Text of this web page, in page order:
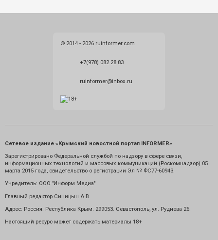
© 2014 - 2026 ruinformer.com
+7(978) 082 28 83
ruinformer@inbox.ru
Сетевое издание «Крымский новостной портал INFORMER»
Зарегистрировано Федеральной службой по надзору в сфере связи,
информационных технологий и массовых коммуникаций (Роскомнадзор) 05
марта 2015 года, свидетельство о регистрации Эл № ФС77-60943.
Учредитель: ООО "Информ Медиа"
Главный редактор Синицын А.В.
Адрес: Россия. Республика Крым. 299053. Севастополь, ул. Руднева 26.
Настоящий ресурс может содержать материалы 18+